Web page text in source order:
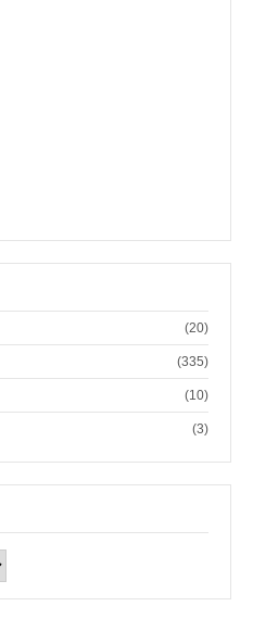
(20)
(335)
(10)
(3)